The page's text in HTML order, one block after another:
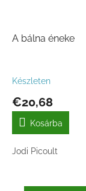
A bálna éneke
Készleten
€20,68
Kosárba
Jodi Picoult